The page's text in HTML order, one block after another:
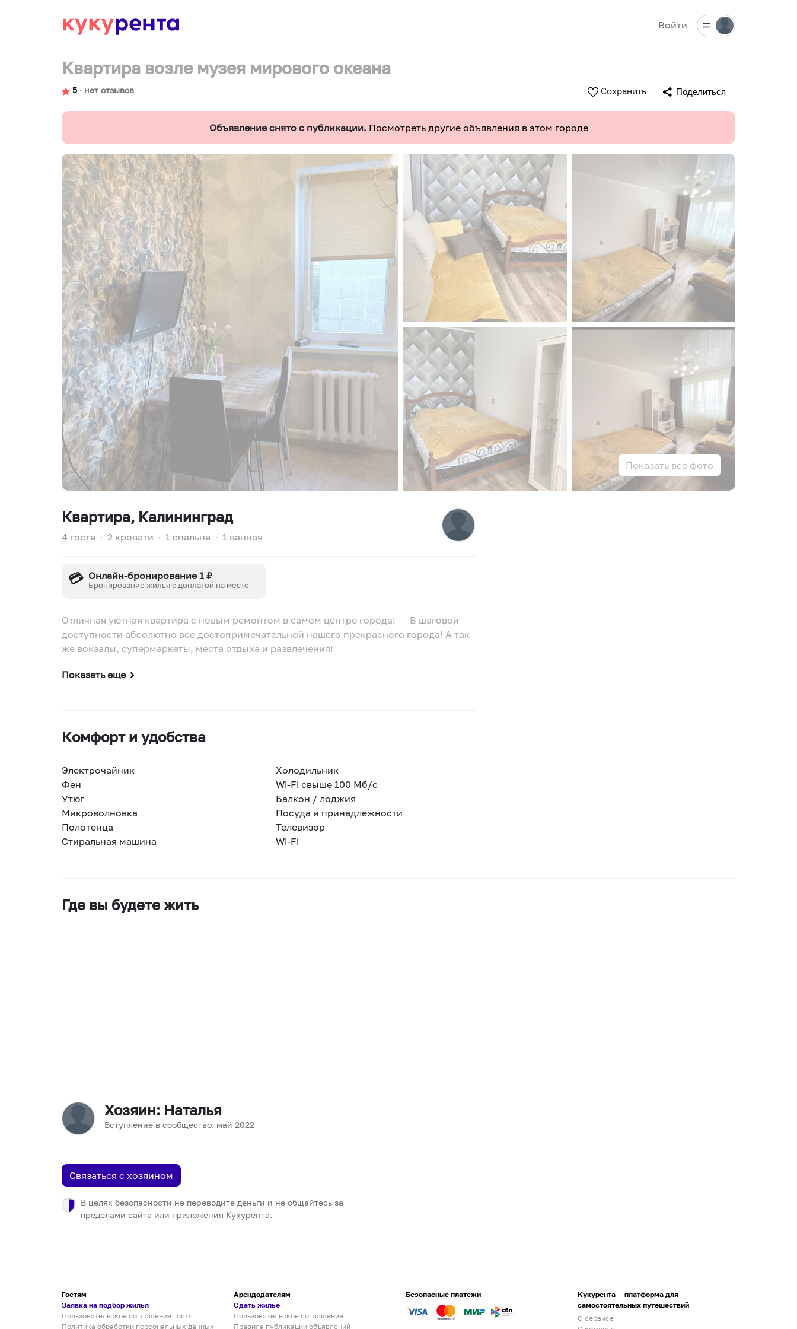
Войти
Квартира возле музея мирового океана
5 ∙ нет отзывов Сохранить Поделиться
Объявление снято с публикации. Посмотреть другие объявления в этом городе
Показать все фото
Квартира, Калининград
4 гостя ∙ 2 кровати ∙ 1 спальня ∙ 1 ванная
💳 Онлайн-бронирование 1 ₽
Бронирование жилья с доплатой на месте
Отличная уютная квартира с новым ремонтом в самом центре города! В шаговой
доступности абсолютно все достопримечательной нашего прекрасного города! А так
же вокзалы, супермаркеты, места отдыха и развлечения!
Показать еще
Комфорт и удобства
Электрочайник
Холодильник
Фен
Wi-Fi свыше 100 Мб/с
Утюг
Балкон / лоджия
Микроволновка
Посуда и принадлежности
Полотенца
Телевизор
Стиральная машина
Wi-Fi
Где вы будете жить
Хозяин: Наталья
Вступление в сообщество: май 2022
Связаться с хозяином
В целях безопасности не переводите деньги и не общайтесь за
пределами сайта или приложения Кукурента.
Гостям
Заявка на подбор жилья
Пользовательское соглашение гостя
Политика обработки персональных данных
Арендодателям
Сдать жилье
Пользовательское соглашение
Правила публикации объявлений
Безопасные платежи
Кукурента — платформа для
самостоятельных путешествий
О сервисе